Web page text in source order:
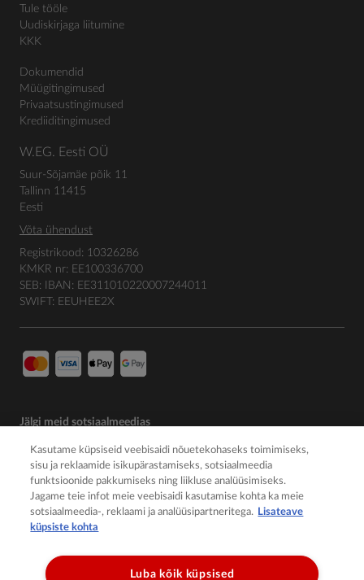
Tule tööle
Uudiskirjaga liitumine
KKK
Dokumendid
Müügitingimused
Privaatsustingimused
Krediiditingimused
W.EG. Eesti OÜ
Suur-Sõjamäe põik 11
Tallinn 11415
Eesti
Võta ühendust
Registrikood: 10326286
KMKR nr: EE100336700
SEB: IBAN: EE311010220007244011
SWIFT: EEUHEE2X
Jälgi meid sotsiaalmeedias
Kasutame küpsiseid veebisaidi nõuetekohaseks toimimiseks,
sisu ja reklaamide isikupärastamiseks, sotsiaalmeedia
funktsioonide pakkumiseks ning liikluse analüüsimiseks.
Jagame teie infot meie veebisaidi kasutamise kohta ka meie
sotsiaalmeedia-, reklaami ja analüüsipartneritega. Lisateave
küpsiste kohta
Luba kõik küpsised